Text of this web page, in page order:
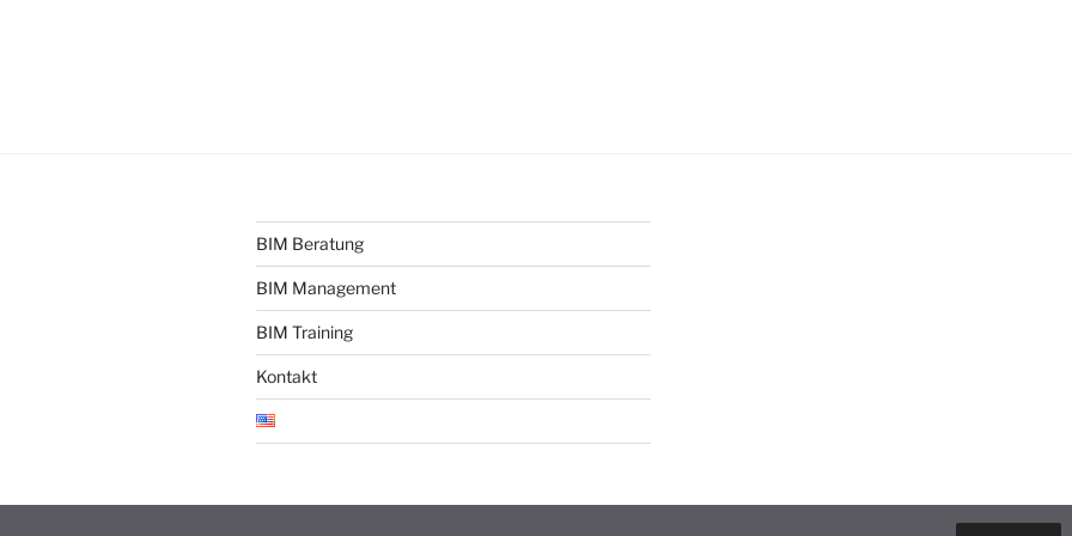
BIM Beratung
BIM Management
BIM Training
Kontakt